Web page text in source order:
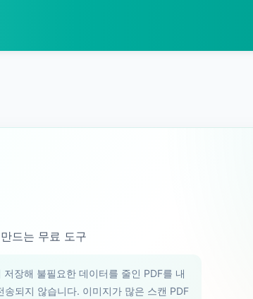
드는 무료 도구
장해 불필요한 데이터를 줄인 PDF를 내
되지 않습니다. 이미지가 많은 스캔 PDF